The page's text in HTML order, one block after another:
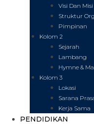
Visi Dan Misi
Struktur
Pimpinan
Kolom 2
Sejarah
Lambang
Hymne &
Kolom 3
Lokasi
Sarana
Kerja Sama
PENDIDIKAN